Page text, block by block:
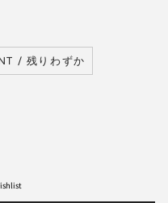
/ 残りわずか